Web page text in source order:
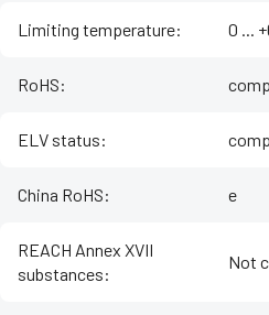
Limiting temperature: ‌0 ...
RoHS:
ELV status:
China RoHS: e
REACH Annex XVII
substances:
Not